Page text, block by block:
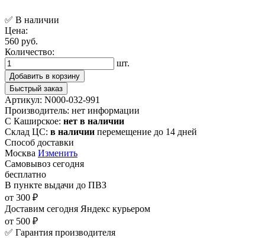
✅ В наличии
Цена:
560 руб.
Количество:
шт.
Добавить в корзину
Быстрый заказ
Артикул: N000-032-991
Производитель: нет информации
С Каширское: нет в наличии
Склад ЦС: в наличии перемещение до 14 дней
Способ доставки
Москва Изменить
Самовывоз сегодня
бесплатно
В пункте выдачи до ПВЗ
от 300 ₽
Доставим сегодня Яндекс курьером
от 500 ₽
✅ Гарантия производителя